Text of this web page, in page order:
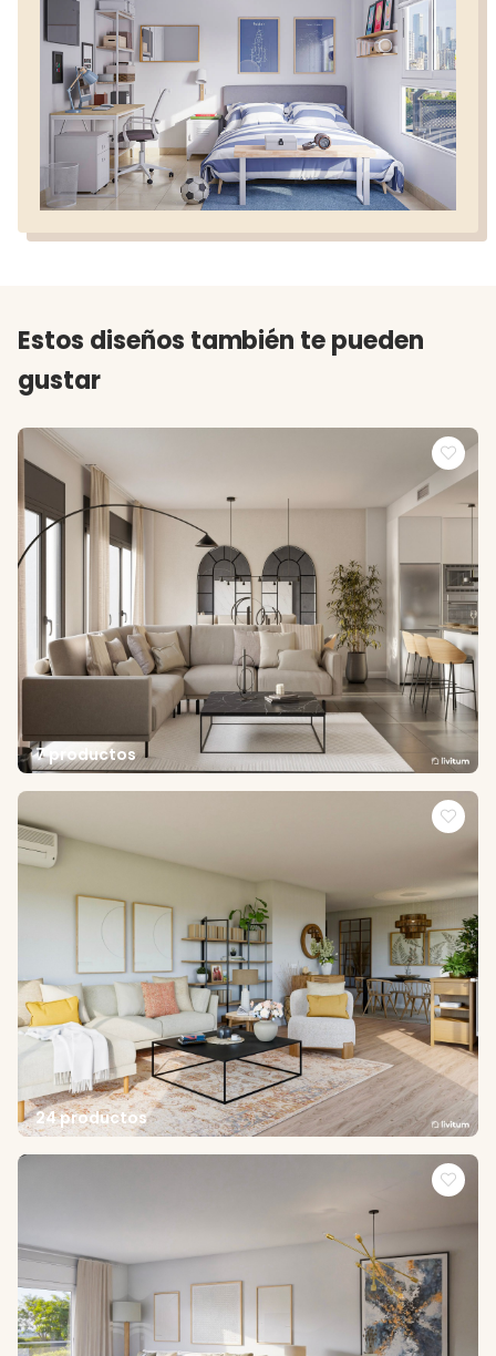
Estos diseños también te pueden
gustar
7 productos
24 productos